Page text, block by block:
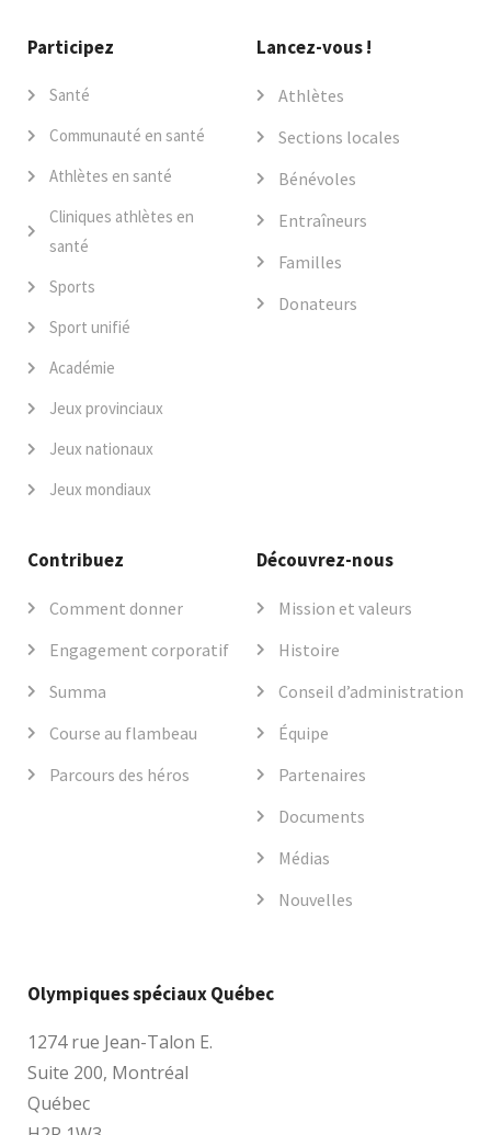
Participez
Santé
Communauté en santé
Athlètes en santé
Cliniques athlètes en
santé
Sports
Sport unifié
Académie
Jeux provinciaux
Jeux nationaux
Jeux mondiaux
Lancez-vous !
Athlètes
Sections locales
Bénévoles
Entraîneurs
Familles
Donateurs
Contribuez
Comment donner
Engagement corporatif
Summa
Course au flambeau
Parcours des héros
Découvrez-nous
Mission et valeurs
Histoire
Conseil d’administration
Équipe
Partenaires
Documents
Médias
Nouvelles
Olympiques spéciaux Québec
1274 rue Jean-Talon E.
Suite 200, Montréal
Québec